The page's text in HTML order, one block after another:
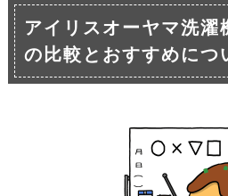
アイリスオーヤマ洗濯
の比較とおすすめにつ